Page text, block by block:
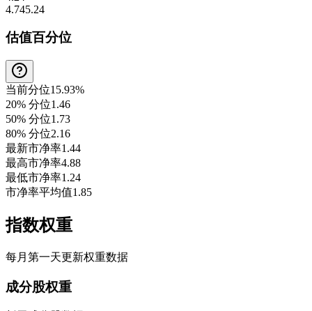
4.745.24
估值百分位
当前分位15.93%
20% 分位1.46
50% 分位1.73
80% 分位2.16
最新市净率1.44
最高市净率4.88
最低市净率1.24
市净率平均值1.85
指数权重
每月第一天更新权重数据
成分股权重